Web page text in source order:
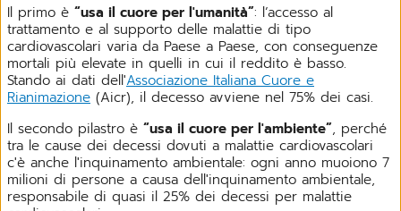
Il primo è “usa il cuore per l'umanità”: l’accesso al
trattamento e al supporto delle malattie di tipo
cardiovascolari varia da Paese a Paese, con conseguenze
mortali più elevate in quelli in cui il reddito è basso.
Stando ai dati dell'Associazione Italiana Cuore e
Rianimazione (Aicr), il decesso avviene nel 75% dei casi.
Il secondo pilastro è “usa il cuore per l'ambiente”, perché
tra le cause dei decessi dovuti a malattie cardiovascolari
c'è anche l'inquinamento ambientale: ogni anno muoiono 7
milioni di persone a causa dell'inquinamento ambientale,
responsabile di quasi il 25% dei decessi per malattie